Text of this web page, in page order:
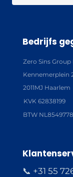
Bedrijfs
Zero Sins Group
Kennemerplein
2011MJ Haarlem
KVK 62838199
BTW
📞 +31 55